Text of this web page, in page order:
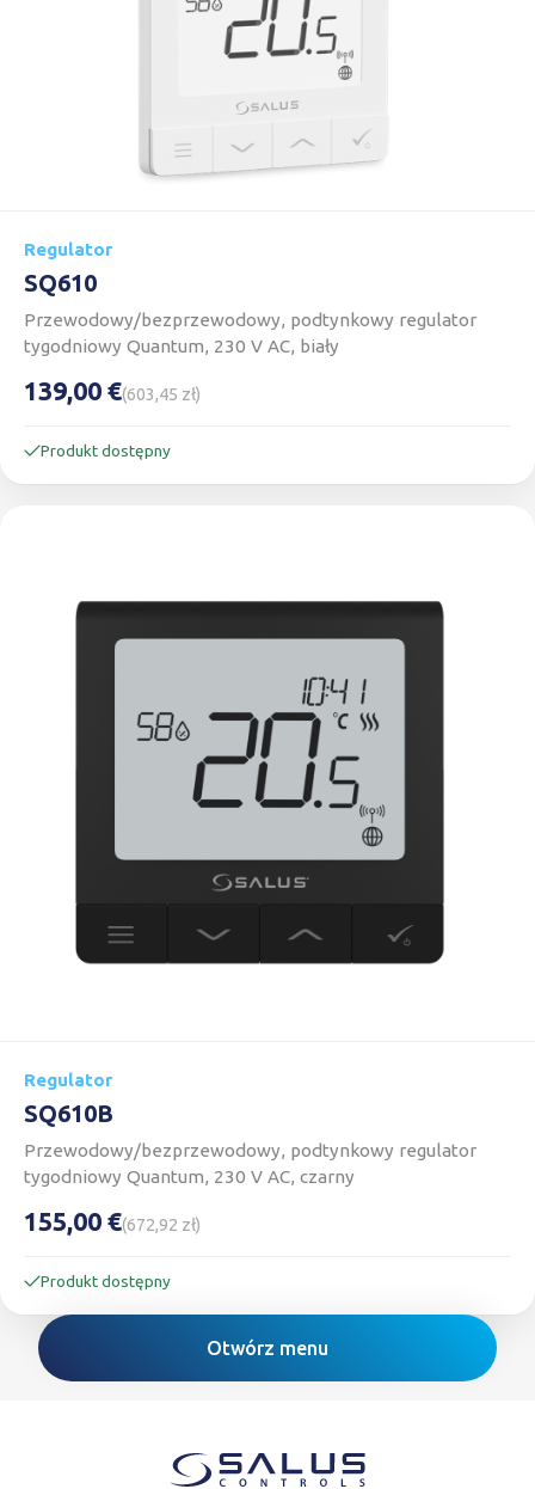
Regulator
SQ610
Przewodowy/bezprzewodowy, podtynkowy regulator
tygodniowy Quantum, 230 V AC, biały
139,00 €(603,45 zł)
Produkt dostępny
Regulator
SQ610B
Przewodowy/bezprzewodowy, podtynkowy regulator
tygodniowy Quantum, 230 V AC, czarny
155,00 €(672,92 zł)
Produkt dostępny
Otwórz menu